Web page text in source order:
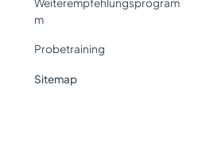
Weiterempfehlungsprogram
m
Probetraining
Sitemap